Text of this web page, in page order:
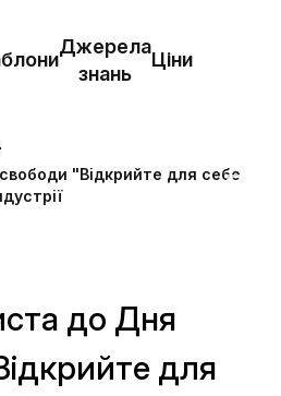
Джерела
знань
Ціни
"Відкрийте для себе
до Дня
для